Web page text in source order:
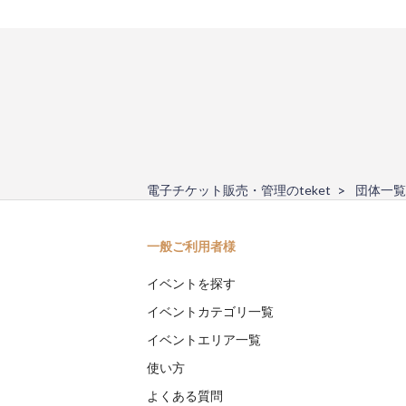
電子チケット販売・管理のteket 団体一覧
一般ご利用者様
イベントを探す
イベントカテゴリ一覧
イベントエリア一覧
使い方
よくある質問